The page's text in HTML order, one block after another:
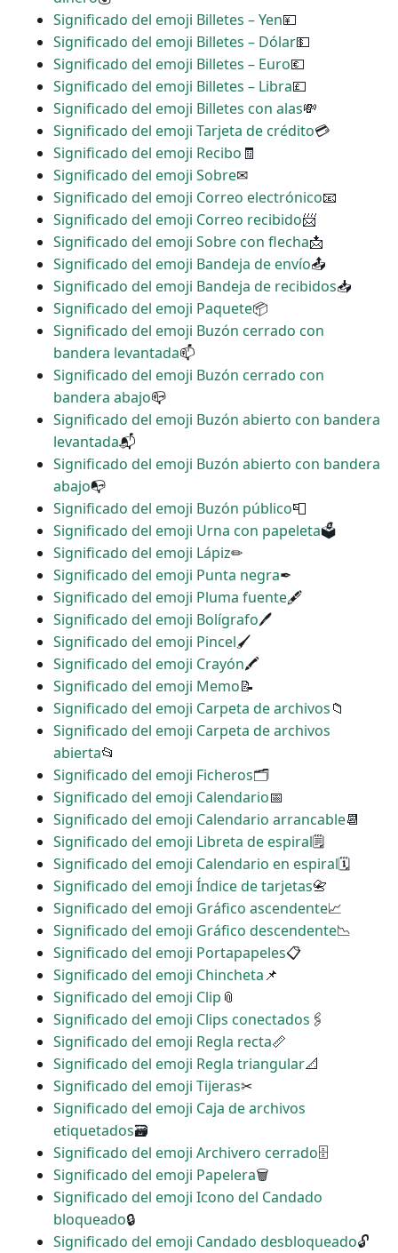
Significado del emoji Billetes – Yen💴
Significado del emoji Billetes – Dólar💵
Significado del emoji Billetes – Euro💶
Significado del emoji Billetes – Libra💷
Significado del emoji Billetes con alas💸
Significado del emoji Tarjeta de crédito💳
Significado del emoji Recibo 🧾
Significado del emoji Sobre✉
Significado del emoji Correo electrónico📧
Significado del emoji Correo recibido📨
Significado del emoji Sobre con flecha📩
Significado del emoji Bandeja de envío📤
Significado del emoji Bandeja de recibidos📥
Significado del emoji Paquete📦
Significado del emoji Buzón cerrado con
bandera levantada📫
Significado del emoji Buzón cerrado con
bandera abajo📪
Significado del emoji Buzón abierto con bandera
levantada📬
Significado del emoji Buzón abierto con bandera
abajo📭
Significado del emoji Buzón público📮
Significado del emoji Urna con papeleta🗳
Significado del emoji Lápiz✏
Significado del emoji Punta negra✒
Significado del emoji Pluma fuente🖋
Significado del emoji Bolígrafo🖊
Significado del emoji Pincel🖌
Significado del emoji Crayón🖍
Significado del emoji Memo📝
Significado del emoji Carpeta de archivos📁
Significado del emoji Carpeta de archivos
abierta📂
Significado del emoji Ficheros🗂
Significado del emoji Calendario📅
Significado del emoji Calendario arrancable📆
Significado del emoji Libreta de espiral🗒
Significado del emoji Calendario en espiral🗓
Significado del emoji Índice de tarjetas📇
Significado del emoji Gráfico ascendente📈
Significado del emoji Gráfico descendente📉
Significado del emoji Portapapeles📋
Significado del emoji Chincheta📌
Significado del emoji Clip 📎
Significado del emoji Clips conectados 🖇
Significado del emoji Regla recta📏
Significado del emoji Regla triangular📐
Significado del emoji Tijeras✂
Significado del emoji Caja de archivos
etiquetados🗃
Significado del emoji Archivero cerrado🗄
Significado del emoji Papelera🗑
Significado del emoji Icono del Candado
bloqueado🔒
Significado del emoji Candado desbloqueado🔓